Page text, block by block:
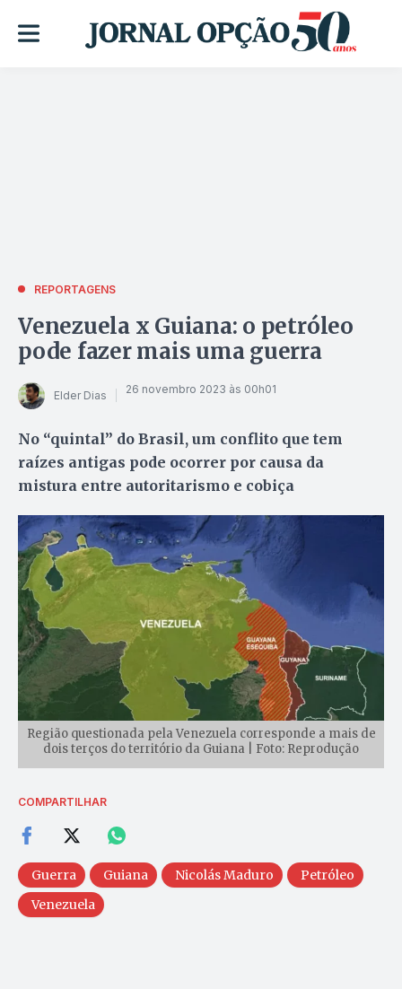
REPORTAGENS
Venezuela x Guiana: o petróleo
pode fazer mais uma guerra
Elder Dias 26 novembro 2023 às 00h01
No “quintal” do Brasil, um conflito que tem
raízes antigas pode ocorrer por causa da
mistura entre autoritarismo e cobiça
Região questionada pela Venezuela corresponde a mais de
dois terços do território da Guiana | Foto: Reprodução
COMPARTILHAR
Guerra Guiana Nicolás Maduro
Petróleo
Venezuela